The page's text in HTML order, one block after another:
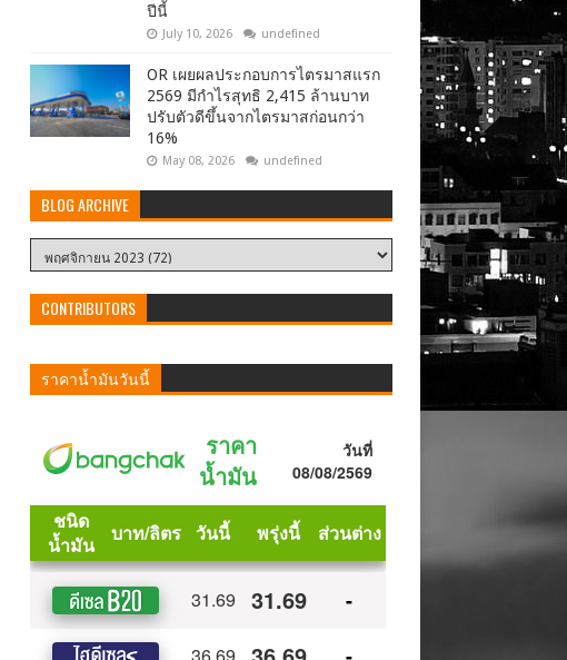
ปีนี้
July 10, 2026 undefined
OR เผยผลประกอบการไตรมาสแรก
2569 มีกำไรสุทธิ 2,415 ล้านบาท
ปรับตัวดีขึ้นจากไตรมาสก่อนกว่า
16%
May 08, 2026 undefined
BLOG ARCHIVE
CONTRIBUTORS
ราคาน้ำมันวันนี้